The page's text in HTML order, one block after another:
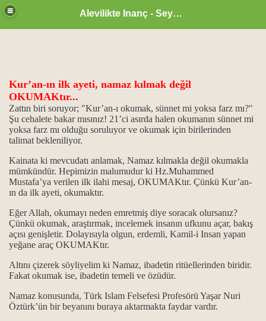
Alevilikte Inanç - Seyyid Hakkı
Kur’an-ın ilk ayeti, namaz kılmak değil
OKUMAKtır...
Zattın biri soruyor; "Kur’an-ı okumak, sünnet mi yoksa farz mı?"
Şu cehalete bakar mısınız! 21’ci asırda halen okumanın sünnet mi
yoksa farz mı olduğu soruluyor ve okumak için birilerinden
talimat bekleniliyor.
Kainata ki mevcudatı anlamak, Namaz kılmakla değil okumakla
mümkündür. Hepimizin malumudur ki Hz.Muhammed
Mustafa’ya verilen ilk ilahi mesaj, OKUMAKtır. Çünkü Kur’an-
ın da ilk ayeti, okumaktır.
Eğer Allah, okumayı neden emretmiş diye soracak olursanız?
Çünkü okumak, araştırmak, incelemek insanın ufkunu açar, bakış
açısı genişletir. Dolayısıyla olgun, erdemli, Kamil-i Insan yapan
yeğane araç OKUMAKtır.
Altını çizerek söyliyelim ki Namaz, ibadetin ritüellerinden biridir.
Fakat okumak ise, ibadetin temeli ve özüdür.
Namaz konusunda, Türk Islam Felsefesi Profesörü Yaşar Nuri
Öztürk’ün bir beyanını buraya aktarmakta faydar vardır.
ayı
sahip olmaktır...
muhabbeti…